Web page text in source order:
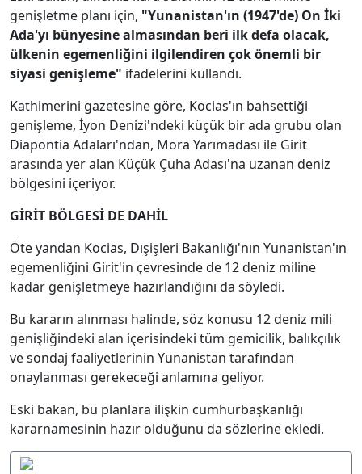
genişletme planı için, "Yunanistan'ın (1947'de) On İki
Ada'yı bünyesine almasından beri ilk defa olacak,
ülkenin egemenliğini ilgilendiren çok önemli bir
siyasi genişleme" ifadelerini kullandı.
Kathimerini gazetesine göre, Kocias'ın bahsettiği
genişleme, İyon Denizi'ndeki küçük bir ada grubu olan
Diapontia Adaları'ndan, Mora Yarımadası ile Girit
arasında yer alan Küçük Çuha Adası'na uzanan deniz
bölgesini içeriyor.
GİRİT BÖLGESİ DE DAHİL
Öte yandan Kocias, Dışişleri Bakanlığı'nın Yunanistan'ın
egemenliğini Girit'in çevresinde de 12 deniz miline
kadar genişletmeye hazırlandığını da söyledi.
Bu kararın alınması halinde, söz konusu 12 deniz mili
genişliğindeki alan içerisindeki tüm gemicilik, balıkçılık
ve sondaj faaliyetlerinin Yunanistan tarafından
onaylanması gerekeceği anlamına geliyor.
Eski bakan, bu planlara ilişkin cumhurbaşkanlığı
kararnamesinin hazır olduğunu da sözlerine ekledi.